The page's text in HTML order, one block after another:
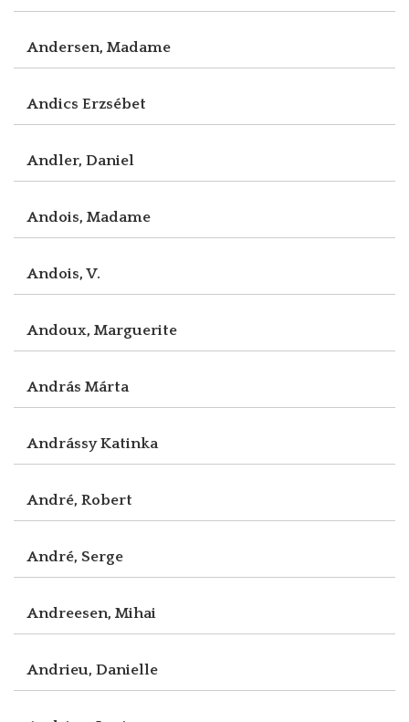
Andersen, Madame
Andics Erzsébet
Andler, Daniel
Andois, Madame
Andois, V.
Andoux, Marguerite
András Márta
Andrássy Katinka
André, Robert
André, Serge
Andreesen, Mihai
Andrieu, Danielle